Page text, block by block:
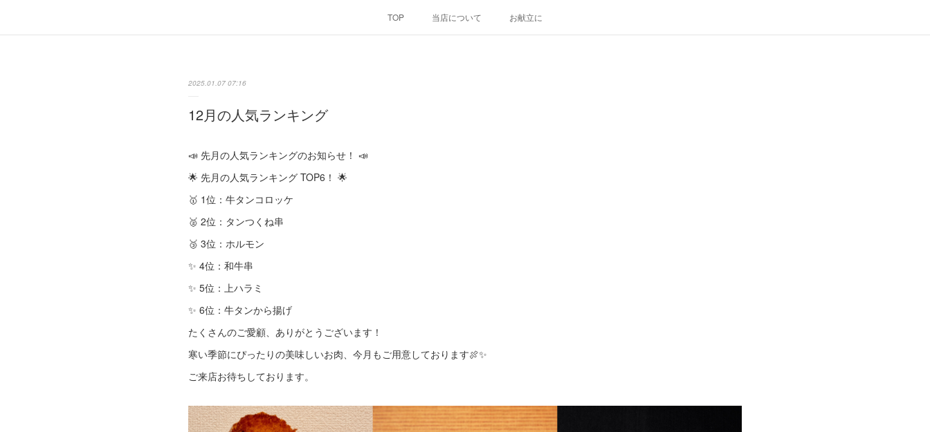
TOP 当店について お献立に
2025.01.07 07:16
12月の人気ランキング
📣 先月の人気ランキングのお知らせ！ 📣
🌟 先月の人気ランキング TOP6！ 🌟
🥇 1位：牛タンコロッケ
🥈 2位：タンつくね串
🥉 3位：ホルモン
✨ 4位：和牛串
✨ 5位：上ハラミ
✨ 6位：牛タンから揚げ
たくさんのご愛顧、ありがとうございます！
寒い季節にぴったりの美味しいお肉、今月もご用意しております🍖✨
ご来店お待ちしております。